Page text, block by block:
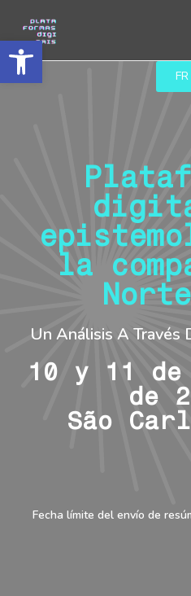
Abrir a barra de
FR
la
Un Análisis A Través
10 y 11
de
São
Fecha límite del envío de